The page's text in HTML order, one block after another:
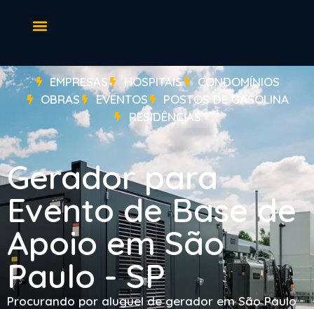
EMPRESAS HOSPITAIS
CONDOMÍNIOS
OBRAS
EVENTOS
POSTOS DE GASOLINA
RESIDÊNCIAS
Gerador para
Evento de Base de
Apoio em São
Paulo - SP
Procurando por aluguel de gerador em São Paulo